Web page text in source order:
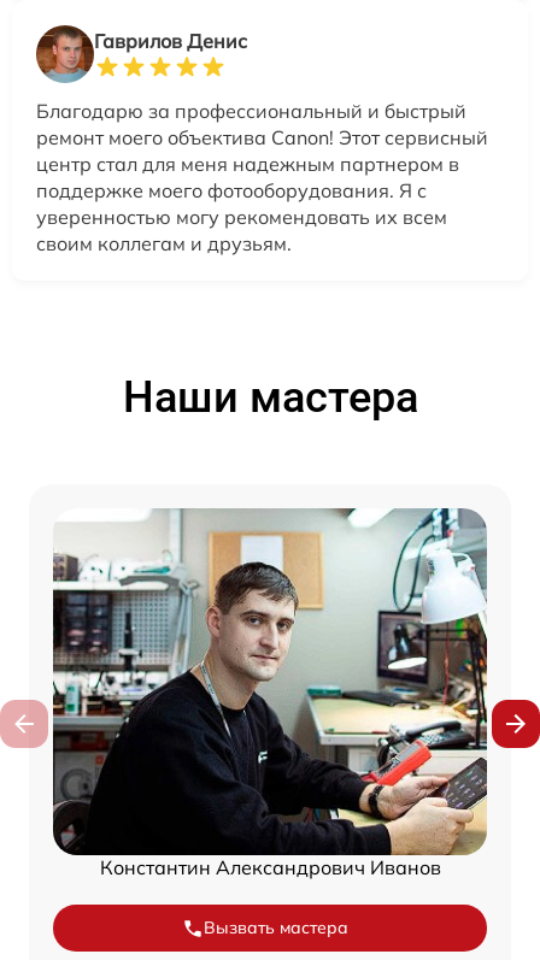
Гаврилов Денис
Благодарю за профессиональный и быстрый
ремонт моего объектива Canon! Этот сервисный
центр стал для меня надежным партнером в
поддержке моего фотооборудования. Я с
уверенностью могу рекомендовать их всем
своим коллегам и друзьям.
Наши мастера
Константин Александрович Иванов
Вызвать мастера